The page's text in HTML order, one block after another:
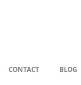
CONTACT BLOG